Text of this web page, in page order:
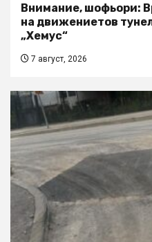
Внимание, шофьори:
на движениетов
„Хемус“
7 август, 2026